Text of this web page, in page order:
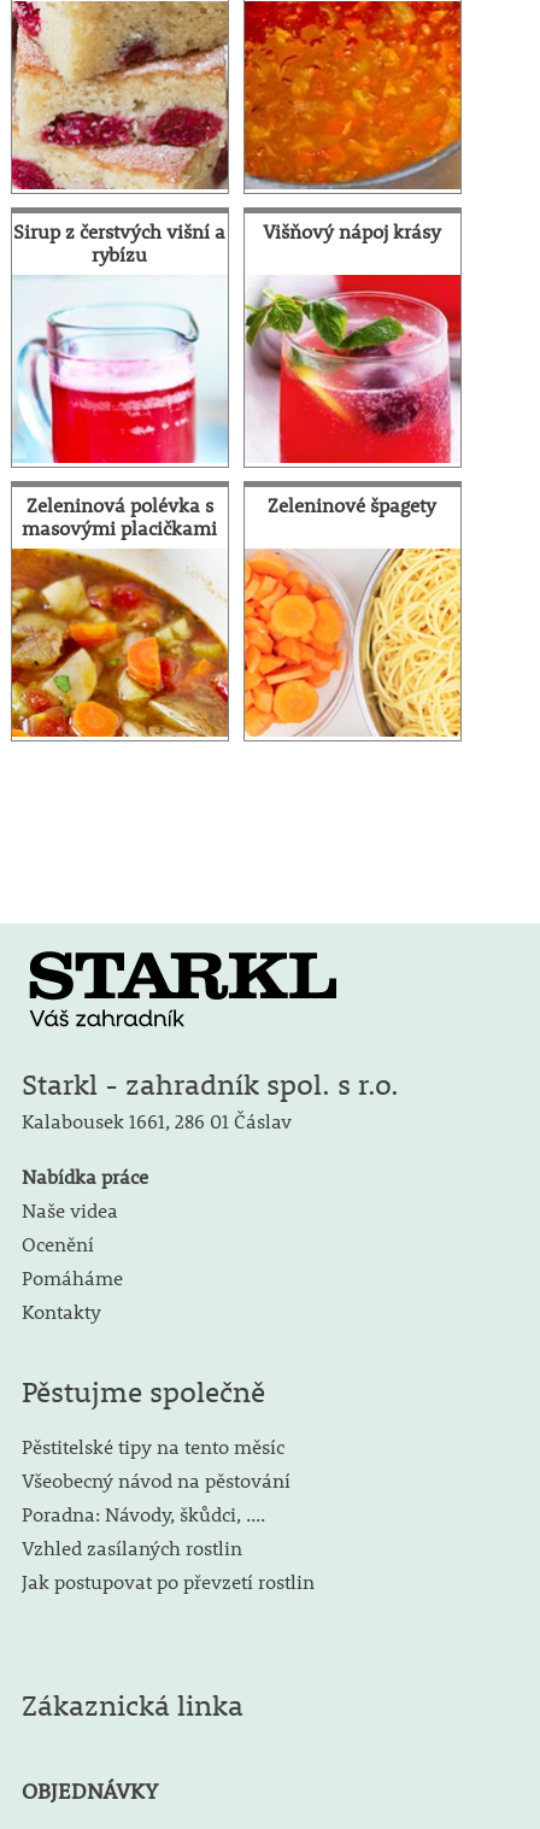
Sirup z čerstvých višní a
rybízu
Višňový nápoj krásy
Zeleninová polévka s
masovými placičkami
Zeleninové špagety
Starkl - zahradník spol. s r.o.
Kalabousek 1661, 286 01 Čáslav
Nabídka práce
Naše videa
Ocenění
Pomáháme
Kontakty
Pěstujme společně
Pěstitelské tipy na tento měsíc
Všeobecný návod na pěstování
Poradna: Návody, škůdci, ....
Vzhled zasílaných rostlin
Jak postupovat po převzetí rostlin
Zákaznická linka
OBJEDNÁVKY